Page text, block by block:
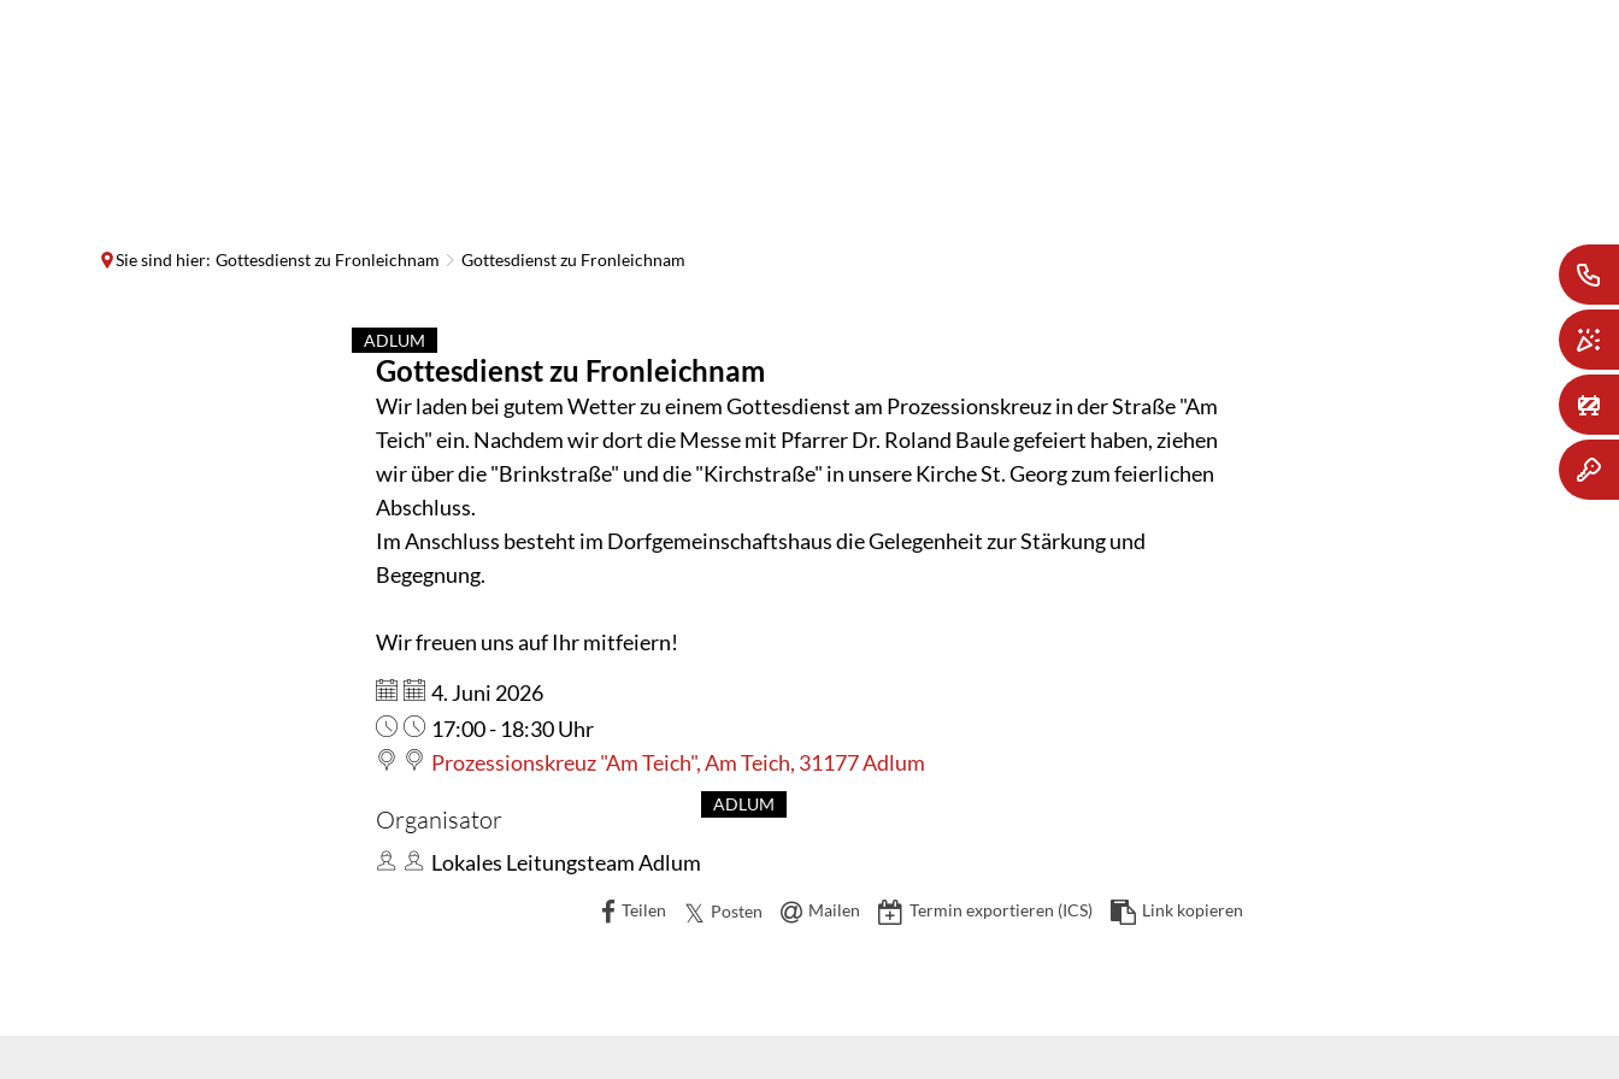
Sie sind hier: Gottesdienst zu Fronleichnam Gottesdienst zu Fronleichnam
ADLUM
KATEGORIE: ADLUM
Gottesdienst zu Fronleichnam
Wir laden bei gutem Wetter zu einem Gottesdienst am Prozessionskreuz in der Straße "Am
Teich" ein. Nachdem wir dort die Messe mit Pfarrer Dr. Roland Baule gefeiert haben, ziehen
wir über die "Brinkstraße" und die "Kirchstraße" in unsere Kirche St. Georg zum feierlichen
Abschluss.
Im Anschluss besteht im Dorfgemeinschaftshaus die Gelegenheit zur Stärkung und
Begegnung.
Wir freuen uns auf Ihr mitfeiern!
Datum:
4. Juni 2026
Uhrzeit:
17:00 - 18:30 Uhr
Prozessionskreuz "Am Teich", Am Teich, 31177 Adlum
Organisator
Lokales Leitungsteam Adlum
ADLUM
Teilen Posten Mailen Termin exportieren (ICS) Link kopieren